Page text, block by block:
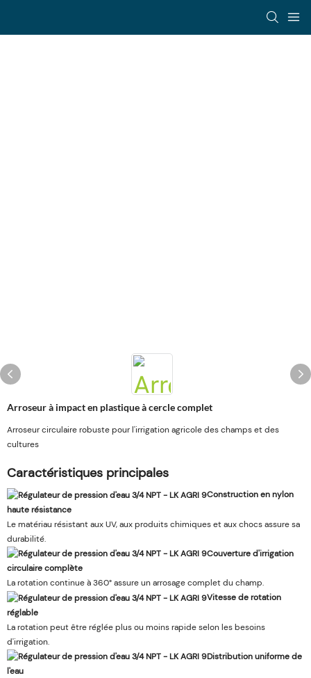
Arroseur à impact en plastique à cercle complet
Arroseur circulaire robuste pour l'irrigation agricole des champs et des
cultures
Caractéristiques principales
Construction en nylon
haute résistance
Le matériau résistant aux UV, aux produits chimiques et aux chocs assure sa
durabilité.
Couverture d'irrigation
circulaire complète
La rotation continue à 360° assure un arrosage complet du champ.
Vitesse de rotation
réglable
La rotation peut être réglée plus ou moins rapide selon les besoins
d'irrigation.
Distribution uniforme de
l'eau